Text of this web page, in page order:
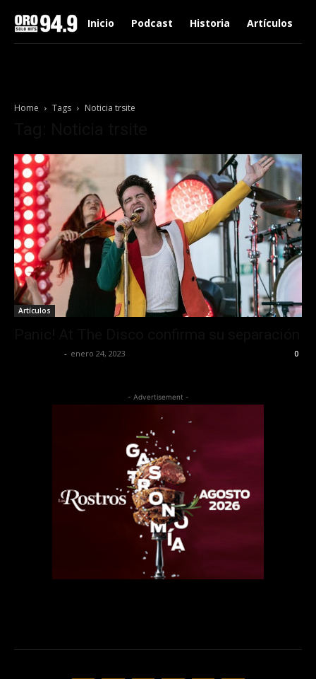
Inicio Podcast Historia Artículos
Home Tags Noticia trsite
Artículos
- enero 24, 2023 0
- Advertisement -